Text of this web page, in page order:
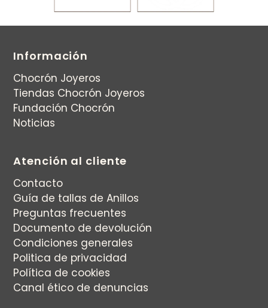
Información
Chocrón Joyeros
Tiendas Chocrón Joyeros
Fundación Chocrón
Noticias
Atención al cliente
Contacto
Guía de tallas de Anillos
Preguntas frecuentes
Documento de devolución
Condiciones generales
Politica de privacidad
Política de cookies
Canal ético de denuncias